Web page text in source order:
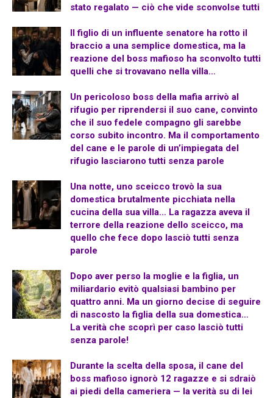
stato regalato — ciò che vide sconvolse tutti
Il figlio di un influente senatore ha rotto il
braccio a una semplice domestica, ma la
reazione del boss mafioso ha sconvolto tutti
quelli che si trovavano nella villa…
Un pericoloso boss della mafia arrivò al
rifugio per riprendersi il suo cane, convinto
che il suo fedele compagno gli sarebbe
corso subito incontro. Ma il comportamento
del cane e le parole di un’impiegata del
rifugio lasciarono tutti senza parole
Una notte, uno sceicco trovò la sua
domestica brutalmente picchiata nella
cucina della sua villa… La ragazza aveva il
terrore della reazione dello sceicco, ma
quello che fece dopo lasciò tutti senza
parole
Dopo aver perso la moglie e la figlia, un
miliardario evitò qualsiasi bambino per
quattro anni. Ma un giorno decise di seguire
di nascosto la figlia della sua domestica…
La verità che scoprì per caso lasciò tutti
senza parole!
Durante la scelta della sposa, il cane del
boss mafioso ignorò 12 ragazze e si sdraiò
ai piedi della cameriera — la verità su di lei